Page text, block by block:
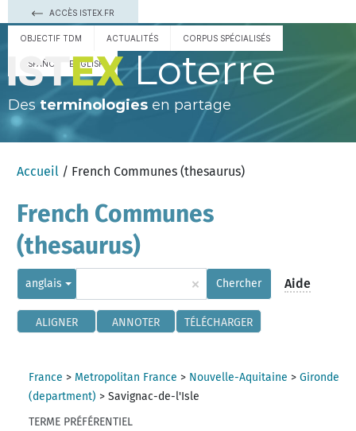
ACCÈS ISTEX.FR
OBJECTIF TDM ACTUALITÉS CORPUS SPÉCIALISÉS
ESPAÑOL ENGLISH Loterre
Des terminologies en partage
Accueil / French Communes (thesaurus)
French Communes
(thesaurus)
anglais × Chercher Aide
ALIGNER ANNOTER TÉLÉCHARGER
France > Metropolitan France > Nouvelle-Aquitaine >Gironde
(department) >Savignac-de-l'Isle
TERME PRÉFÉRENTIEL